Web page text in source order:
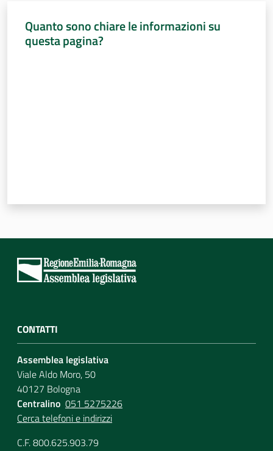
Argomenti
Quanto sono chiare le informazioni su
questa pagina?
CONTATTI
Assemblea legislativa
Viale Aldo Moro, 50
40127 Bologna
Centralino 051 5275226
Cerca telefoni e indirizzi
C.F. 800.625.903.79